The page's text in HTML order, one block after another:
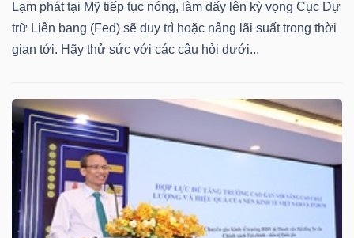
Lạm phát tại Mỹ tiếp tục nóng, làm dấy lên kỳ vọng Cục Dự
trữ Liên bang (Fed) sẽ duy trì hoặc nâng lãi suất trong thời
gian tới. Hãy thử sức với các câu hỏi dưới...